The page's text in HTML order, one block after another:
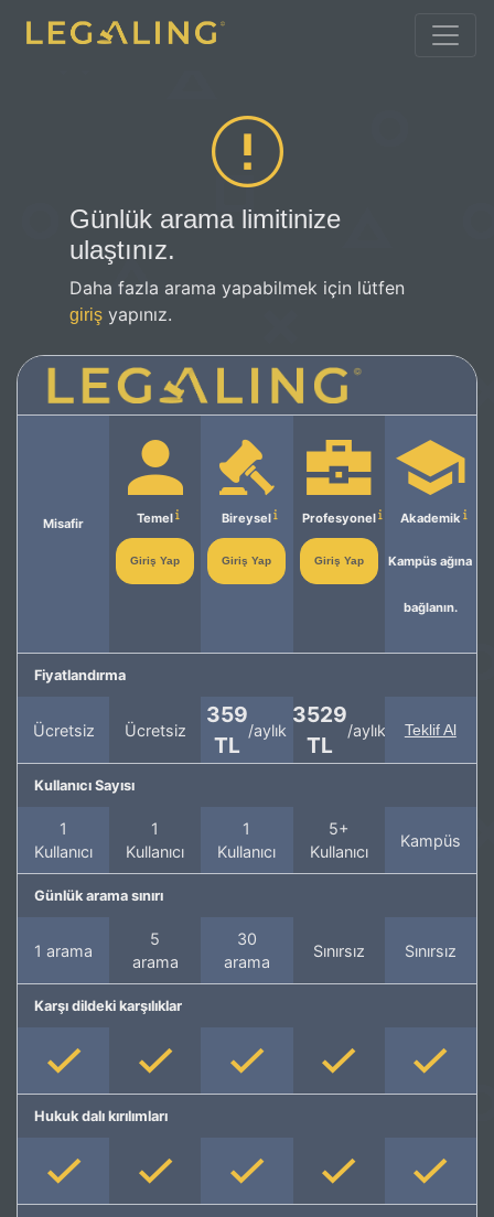
Günlük arama limitinize
ulaştınız.
Daha fazla arama yapabilmek için lütfen
giriş yapınız.
Misafir Temel
Giriş Yap
Bireysel
Giriş Yap
Profesyonel
Giriş Yap
Akademik
Kampüs ağına
bağlanın.
Fiyatlandırma
Ücretsiz Ücretsiz
359
TL
/aylık
3529
TL
/aylık Teklif Al
Kullanıcı Sayısı
1
Kullanıcı
1
Kullanıcı
1
Kullanıcı
5+
Kullanıcı
Kampüs
Günlük arama sınırı
1 arama
5
arama
30
arama
Sınırsız Sınırsız
Karşı dildeki karşılıklar
Hukuk dalı kırılımları